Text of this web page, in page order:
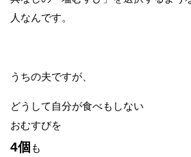
人なんです。
うちの夫ですが、
どうして自分が食べもしない
おむすびを
4個 も